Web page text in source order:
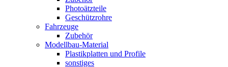
Photoätzteile
Geschützrohre
Fahrzeuge
Zubehör
Modellbau-Material
Plastikplatten und Profile
sonstiges